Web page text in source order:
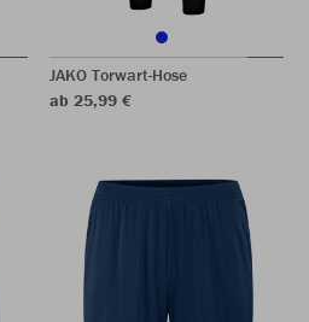
JAKO Torwart-Hose
ab 25,99 €